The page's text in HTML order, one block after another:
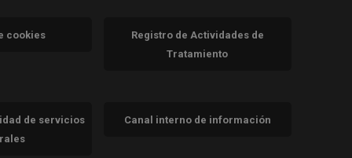
cookies
Registro de Actividades de
Tratamiento
de servicios
Canal interno de información